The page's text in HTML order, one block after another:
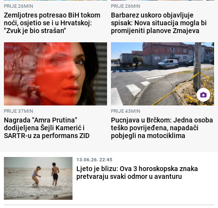
PRIJE 26MIN
Zemljotres potresao BiH tokom
noći, osjetio se i u Hrvatskoj:
"Zvuk je bio strašan"
PRIJE 26MIN
Barbarez uskoro objavljuje
spisak: Nova situacija mogla bi
promijeniti planove Zmajeva
PRIJE 37MIN
Nagrada "Amra Prutina"
dodijeljena Šejli Kamerić i
SARTR-u za performans ZID
PRIJE 43MIN
Pucnjava u Brčkom: Jedna osoba
teško povrijeđena, napadači
pobjegli na motociklima
13.06.26. 22:45
Ljeto je blizu: Ova 3 horoskopska znaka
pretvaraju svaki odmor u avanturu